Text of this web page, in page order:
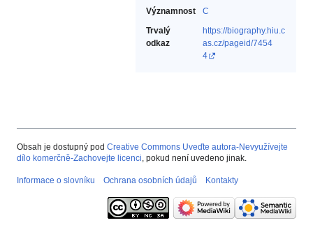
Významnost
C
Trvalý
odkaz
https://biography.hiu.c
as.cz/pageid/7454
4
Obsah je dostupný pod Creative Commons Uveďte autora-Nevyužívejte
dílo komerčně-Zachovejte licenci, pokud není uvedeno jinak.
Informace o slovníku Ochrana osobních údajů Kontakty